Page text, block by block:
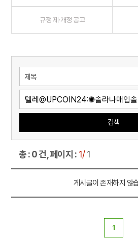
규정 제·개정 공고
검색
총 : 0 건, 페이지 : 1/1
게시글이 존재하지 않
1